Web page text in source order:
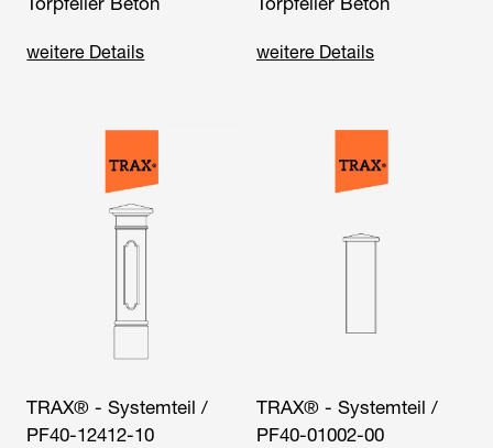
weitere Details weitere Details
TRAX® - Systemteil /
PF40-12412-10
TRAX® - Systemteil /
PF40-01002-00